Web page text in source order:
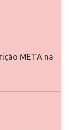
META na